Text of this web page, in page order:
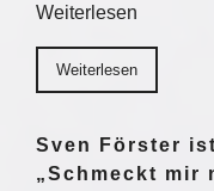
Weiterlesen
Weiterlesen
Sven Förster
„Schmeckt mir